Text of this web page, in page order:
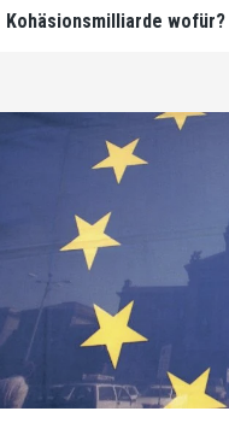
Kohäsionsmilliarde wofür?